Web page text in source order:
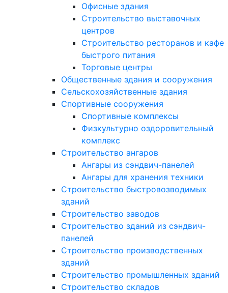
Офисные здания
Строительство выставочных
центров
Строительство ресторанов и кафе
быстрого питания
Торговые центры
Общественные здания и сооружения
Сельскохозяйственные здания
Спортивные сооружения
Спортивные комплексы
Физкультурно оздоровительный
комплекс
Строительство ангаров
Ангары из сэндвич-панелей
Ангары для хранения техники
Строительство быстровозводимых
зданий
Строительство заводов
Строительство зданий из сэндвич-
панелей
Строительство производственных
зданий
Строительство промышленных зданий
Строительство складов